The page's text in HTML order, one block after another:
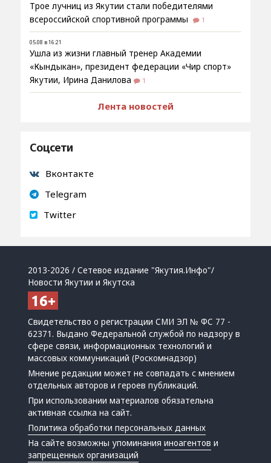
Трое лучниц из Якутии стали победителями
всероссийской спортивной программы
1
05.08 в 16:21
Ушла из жизни главный тренер Академии
«Кындыкан», президент федерации «Чир спорт»
Якутии, Ирина Данилова
1
Лента новостей
Соцсети
Вконтакте
Telegram
Twitter
2013-2026 / Сетевое издание "Якутия.Инфо"/
Новости Якутии и Якутска
Свидетельство о регистрации СМИ ЭЛ № ФС 77 -
62371. Выдано Федеральной службой по надзору в
сфере связи, информационных технологий и
массовых коммуникаций (Роскомнадзор)
Мнение редакции может не совпадать с мнением
отдельных авторов и героев публикаций.
При использовании материалов обязательна
активная ссылка на сайт.
Политика обработки персональных данных
На сайте возможны упоминанияиноагентов и
запрещенных организаций